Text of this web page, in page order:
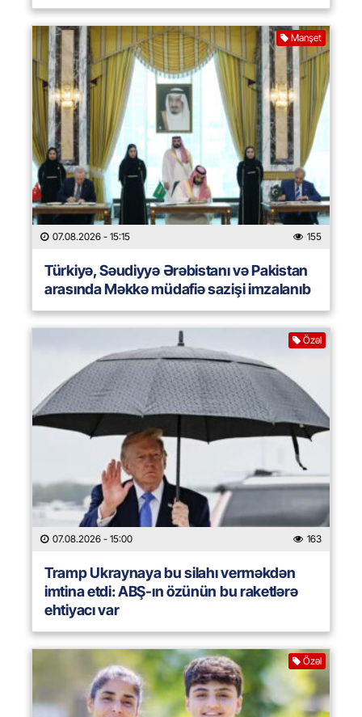
Manşet
07.08.2026 - 15:15 155
Türkiyə, Səudiyyə Ərəbistanı və Pakistan
arasında Məkkə müdafiə sazişi imzalanıb
Özəl
07.08.2026 - 15:00 163
Tramp Ukraynaya bu silahı verməkdən
imtina etdi: ABŞ-ın özünün bu raketlərə
ehtiyacı var
Özəl